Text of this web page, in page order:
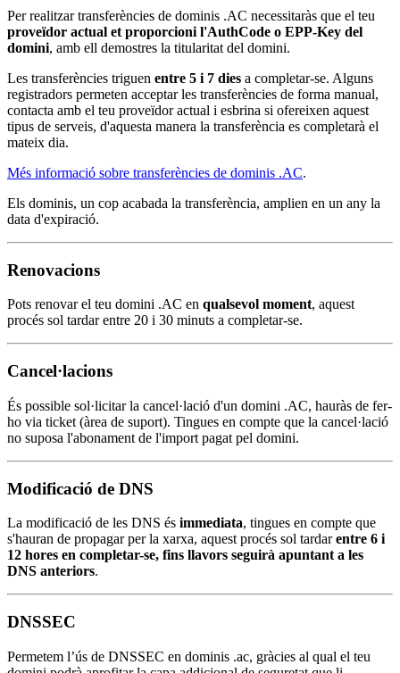
Per realitzar transferències de dominis .AC necessitaràs que el teu
proveïdor actual et proporcioni l'AuthCode o EPP-Key del
domini, amb ell demostres la titularitat del domini.
Les transferències triguen entre 5 i 7 dies a completar-se. Alguns
registradors permeten acceptar les transferències de forma manual,
contacta amb el teu proveïdor actual i esbrina si ofereixen aquest
tipus de serveis, d'aquesta manera la transferència es completarà el
mateix dia.
Més informació sobre transferències de dominis .AC.
Els dominis, un cop acabada la transferència, amplien en un any la
data d'expiració.
Renovacions
Pots renovar el teu domini .AC en qualsevol moment, aquest
procés sol tardar entre 20 i 30 minuts a completar-se.
Cancel·lacions
És possible sol·licitar la cancel·lació d'un domini .AC, hauràs de fer-
ho via ticket (àrea de suport). Tingues en compte que la cancel·lació
no suposa l'abonament de l'import pagat pel domini.
Modificació de DNS
La modificació de les DNS és immediata, tingues en compte que
s'hauran de propagar per la xarxa, aquest procés sol tardarentre 6 i
12 hores en completar-se, fins llavors seguirà apuntant a les
DNS anteriors.
DNSSEC
Permetem l’ús de DNSSEC en dominis .ac, gràcies al qual el teu